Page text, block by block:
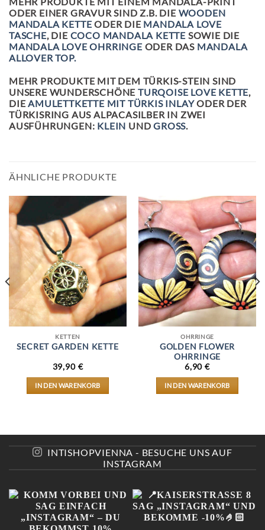
ODER EINER GRAVUR SIND Z.B. DIE WOODEN
MANDALA KETTE ODER DIE MANDALA LOVE
TASCHE, DIE COCO MANDALA KETTE SOWIE DIE
MANDALA LOVE OHRRINGE ODER DAS MANDALA
ALLOVER TOP.
MEHR PRODUKTE MIT DEM TÜRKIS-STEIN SIND
UNSERE WUNDERSCHÖNETURQOISE LOVE KETTE,
DIEAMULETTKETTE MIT TÜRKIS INLAYODER DER
TÜRKISRING AUS ALPACASILBER IN ZWEI
AUSFÜHRUNGEN: KLEIN UNDGROSS .
ÄHNLICHE PRODUKTE
KETTEN
SECRET GARDEN KETTE
39,90 €
IN DEN WARENKORB
OHRRINGE
GOLDEN FLOWER
OHRRINGE
6,90€
IN DEN WARENKORB
INTISHOPVIENNA - BESUCHE UNS AUF
INSTAGRAM